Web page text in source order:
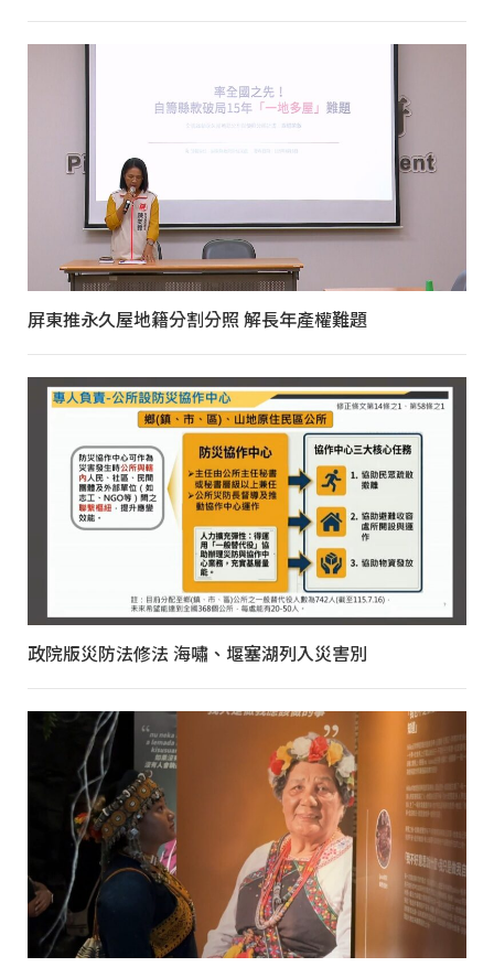
屏東推永久屋地籍分割分照 解長年產權難題
政院版災防法修法 海嘯、堰塞湖列入災害別